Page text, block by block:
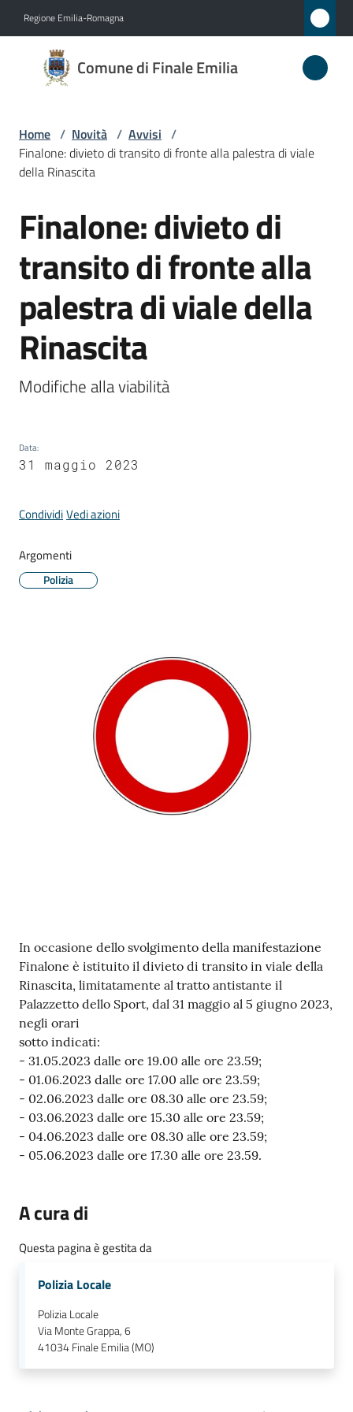
Regione Emilia-Romagna
Comune di Finale Emilia
Comune
di
Emilia
Novità
Menu selezionato
Servizi
Vivere
il
Comune
Prenotazione
A
l
e
Seguici
su
Home / Novità / Avvisi /
Finalone: divieto di transito di fronte alla palestra di viale
della Rinascita
Salta al contenuto
Finalone: divieto di
transito di fronte alla
palestra di viale della
Rinascita
Modifiche alla viabilità
Data:
31 maggio 2023
CondividiVedi azioni
Argomenti
Polizia
Contenuto
In occasione dello svolgimento della manifestazione
Finalone è istituito il divieto di transito in viale della
Rinascita, limitatamente al tratto antistante il
Palazzetto dello Sport, dal 31 maggio al 5 giugno 2023,
negli orari
sotto indicati:
- 31.05.2023 dalle ore 19.00 alle ore 23.59;
- 01.06.2023 dalle ore 17.00 alle ore 23.59;
- 02.06.2023 dalle ore 08.30 alle ore 23.59;
- 03.06.2023 dalle ore 15.30 alle ore 23.59;
- 04.06.2023 dalle ore 08.30 alle ore 23.59;
- 05.06.2023 dalle ore 17.30 alle ore 23.59.
A cura di
Questa pagina è gestita da
Polizia Locale
Polizia Locale
Via Monte Grappa, 6
41034Finale Emilia (MO)